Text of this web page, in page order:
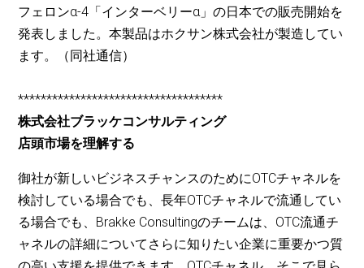
フェロンα-4「インターベリーα」の日本での販売開始を
発表しました。本製品はホクサン株式会社が製造してい
ます。（同社通信）
************************************
株式会社ブラッケコンサルティング
店頭市場を理解する
御社が新しいビジネスチャンスのためにOTCチャネルを
検討している場合でも、長年OTCチャネルで流通してい
る場合でも、Brakke Consultingのチームは、OTC流通チ
ャネルの詳細についてさらに知りたい企業に重要かつ質